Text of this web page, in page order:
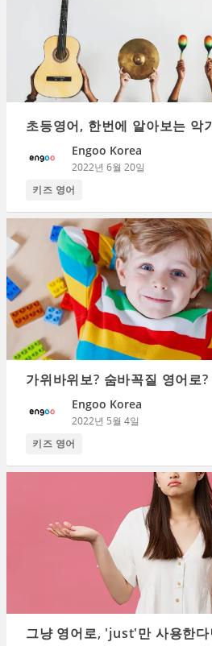
초등영어, 한번에 알아보는 악
Engoo Korea
2022년 6월 20일
키즈 영어
가위바위보? 숨바꼭질 영어로
Engoo Korea
2022년 5월 4일
키즈 영어
그냥 영어로, 'just'만 사용한